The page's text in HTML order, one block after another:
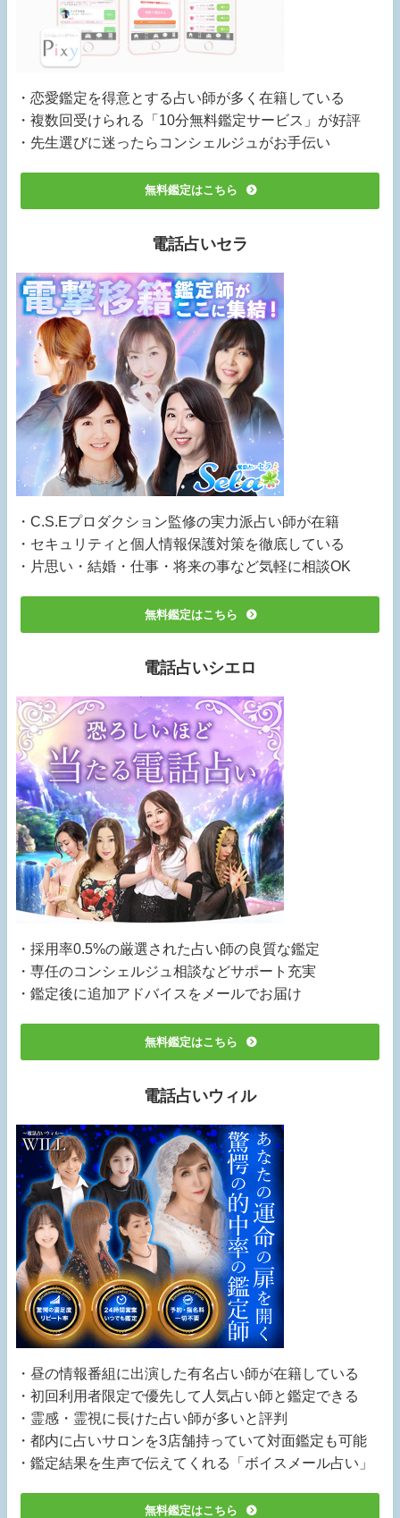
・恋愛鑑定を得意とする占い師が多く在籍している
・複数回受けられる「10分無料鑑定サービス」が好評
・先生選びに迷ったらコンシェルジュがお手伝い
無料鑑定はこちら
電話占いセラ
・C.S.Eプロダクション監修の実力派占い師が在籍
・セキュリティと個人情報保護対策を徹底している
・片思い・結婚・仕事・将来の事など気軽に相談OK
無料鑑定はこちら
電話占いシエロ
・採用率0.5%の厳選された占い師の良質な鑑定
・専任のコンシェルジュ相談などサポート充実
・鑑定後に追加アドバイスをメールでお届け
無料鑑定はこちら
電話占いウィル
・昼の情報番組に出演した有名占い師が在籍している
・初回利用者限定で優先して人気占い師と鑑定できる
・霊感・霊視に長けた占い師が多いと評判
・都内に占いサロンを3店舗持っていて対面鑑定も可能
・鑑定結果を生声で伝えてくれる「ボイスメール占い」
無料鑑定はこちら